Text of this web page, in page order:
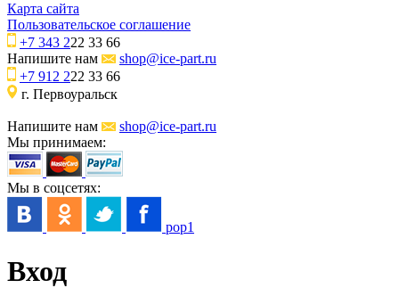
Карта сайта
Пользовательское соглашение
+7 343 222 33 66
Напишите нам
shop@ice-part.ru
+7 912 222 33 66
г. Первоуральск
Напишите нам
shop@ice-part.ru
Мы принимаем:
Мы в соцсетях:
pop1
Вход